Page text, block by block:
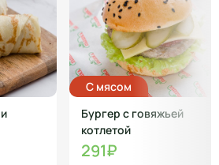
С мясом
Бургер с говяжьей
котлетой
291₽